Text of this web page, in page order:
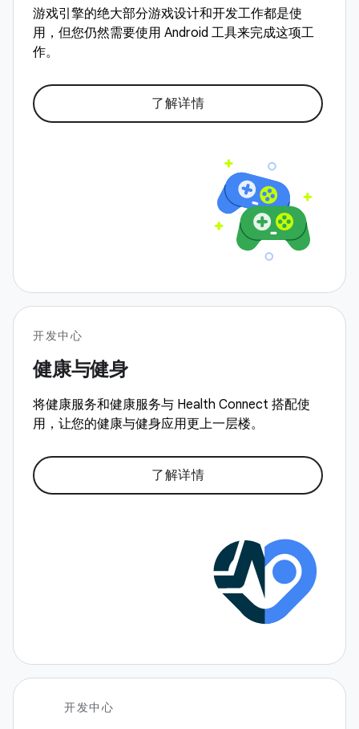
游戏引擎的绝大部分游戏设计和开发工作都是使
用，但您仍然需要使用 Android 工具来完成这项工
作。
了解详情
开发中心
健康与健身
将健康服务和健康服务与 Health Connect 搭配使
用，让您的健康与健身应用更上一层楼。
了解详情
开发中心